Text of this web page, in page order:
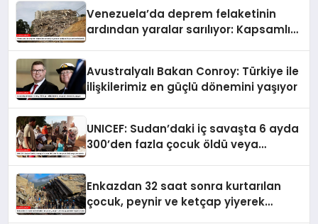
Venezuela’da deprem felaketinin
ardından yaralar sarılıyor: Kapsamlı
Avustralyalı Bakan Conroy: Türkiye ile
ilişkilerimiz en güçlü dönemini yaşıyor
UNICEF: Sudan’daki iç savaşta 6 ayda
300’den fazla çocuk öldü veya
Enkazdan 32 saat sonra kurtarılan
çocuk, peynir ve ketçap yiyerek